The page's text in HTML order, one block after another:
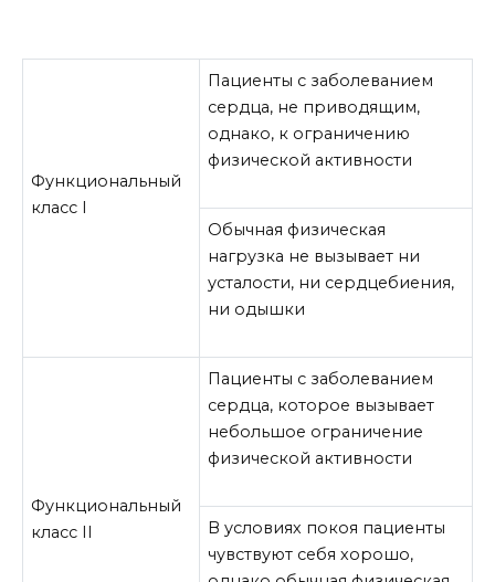
Функциональный
класс I
Пациенты с заболеванием
сердца, не приводящим,
однако, к ограничению
физической активности
Обычная физическая
нагрузка не вызывает ни
усталости, ни сердцебиения,
ни одышки
Функциональный
класс II
Пациенты с заболеванием
сердца, которое вызывает
небольшое ограничение
физической активности
В условиях покоя пациенты
чувствуют себя хорошо,